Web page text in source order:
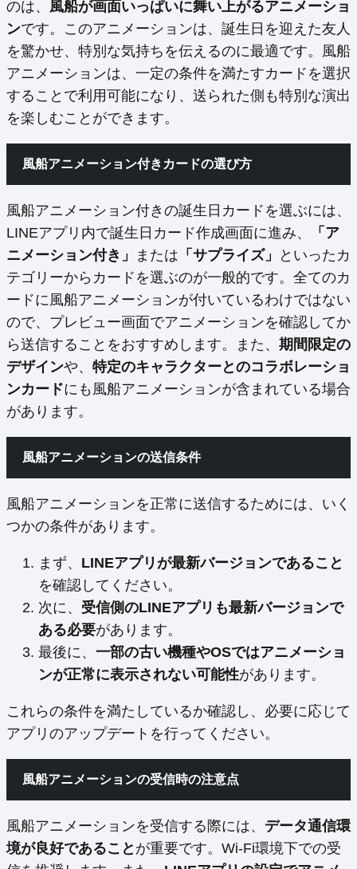
のは、 風船が画面いっぱいに舞い上がるアニメーショ
ンです。このアニメーションは、誕生日を迎えた友人
を驚かせ、特別な気持ちを伝えるのに最適です。風船
アニメーションは、一定の条件を満たすカードを選択
することで利用可能になり、送られた側も特別な演出
を楽しむことができます。
風船アニメーション付きカードの選び方
風船アニメーション付きの誕生日カードを選ぶには、
LINEアプリ内で誕生日カード作成画面に進み、
「ア
ニメーション付き」
または 「サプライズ」
といったカ
テゴリーからカードを選ぶのが一般的です。全てのカ
ードに風船アニメーションが付いているわけではない
ので、プレビュー画面でアニメーションを確認してか
ら送信することをおすすめします。また、 期間限定の
デザインや、 特定のキャラクターとのコラボレーショ
ンカードにも風船アニメーションが含まれている場合
があります。
風船アニメーションの送信条件
風船アニメーションを正常に送信するためには、いく
つかの条件があります。
まず、 LINEアプリが最新バージョンであること
を確認してください。
次に、 受信側のLINEアプリも最新バージョンで
ある必要があります。
最後に、 一部の古い機種やOSではアニメーショ
ンが正常に表示されない可能性があります。
これらの条件を満たしているか確認し、必要に応じて
アプリのアップデートを行ってください。
風船アニメーションの受信時の注意点
風船アニメーションを受信する際には、 データ通信環
境が良好であること が重要です。Wi-Fi環境下での受